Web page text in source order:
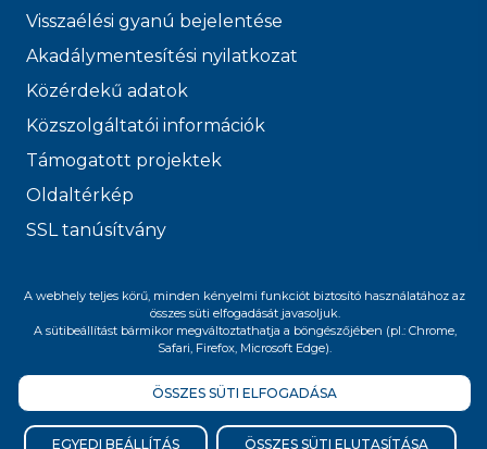
Visszaélési gyanú bejelentése
Akadálymentesítési nyilatkozat
Közérdekű adatok
Közszolgáltatói információk
Támogatott projektek
Oldaltérkép
SSL tanúsítvány
Felnőttképzési nyilvántartási szám:
B/2020/005400
A webhely teljes körű, minden kényelmi funkciót biztosító használatához az
összes süti elfogadását javasoljuk.
A sütibeállítást bármikor megváltoztathatja a böngészőjében (pl.: Chrome,
Safari, Firefox, Microsoft Edge).
ÖSSZES SÜTI ELFOGADÁSA
EGYEDI BEÁLLÍTÁS ÖSSZES SÜTI ELUTASÍTÁSA